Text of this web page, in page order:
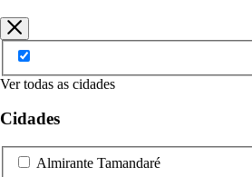
Ver todas as cidades
Cidades
Almirante Tamandaré